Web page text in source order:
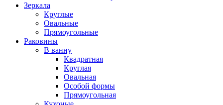
Зеркала
Круглые
Овальные
Прямоугольные
Раковины
В ванну
Квадратная
Круглая
Овальная
Особой формы
Прямоугольная